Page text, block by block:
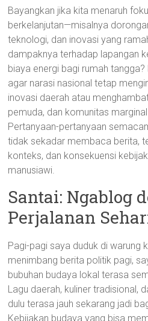
Bayangkan jika kita menaruh
berkelanjutan—misalnya
teknologi, dan inovasi yang
dampaknya terhadap lapangan
biaya energi bagi rumah
agar narasi nasional tetap
inovasi daerah atau
pemuda, dan komunitas
Pertanyaan-pertanyaan
tidak sekadar membaca berita,
konteks, dan konsekuensi
manusiawi.
Santai: Ngablog
Perjalanan
Pagi-pagi saya duduk di warung
menimbang berita politik pagi,
bubuhan budaya lokal terasa
Lagu daerah, kuliner tradisional,
dulu terasa jauh sekarang jadi
Kebijakan budaya yang bisa